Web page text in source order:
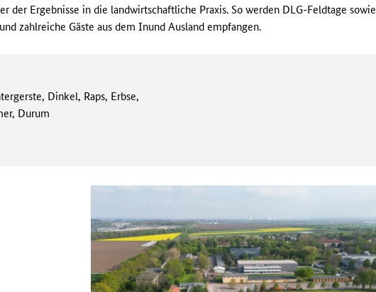
der Ergebnisse in die landwirtschaftliche Praxis. So werden DLG-Feldtage sowie
zahlreiche Gäste aus dem Inund Ausland empfangen.
Dinkel, Raps, Erbse,
Durum